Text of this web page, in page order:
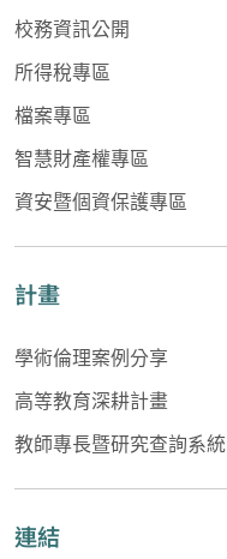
校務資訊公開
所得稅專區
檔案專區
智慧財產權專區
資安暨個資保護專區
計畫
學術倫理案例分享
高等教育深耕計畫
教師專長暨研究查詢系統
連結